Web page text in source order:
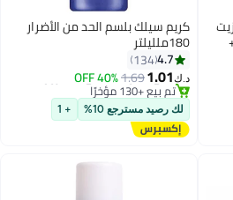
+
كريم سيلك بلسم الحد من الأضرار
180ملليلتر
4.7
134
د.ك‏1.01
1.69
40% OFF
#17 في بلسم الشعر
باقي 10 وحدات في المخزون
تم بيع +130 مؤخرًا
#17 في بلسم الشعر
لك رصيد مسترجع 10% + 1